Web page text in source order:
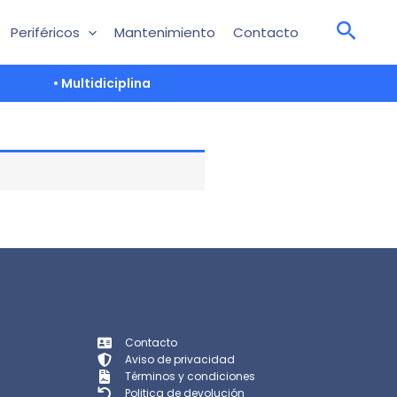
Periféricos Mantenimiento Contacto
• Multidiciplina
Contacto
Aviso de privacidad
Términos y condiciones
Politica de devolución